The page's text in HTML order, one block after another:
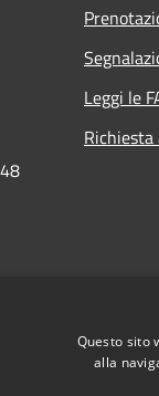
Leggi le
Questo sito
alla